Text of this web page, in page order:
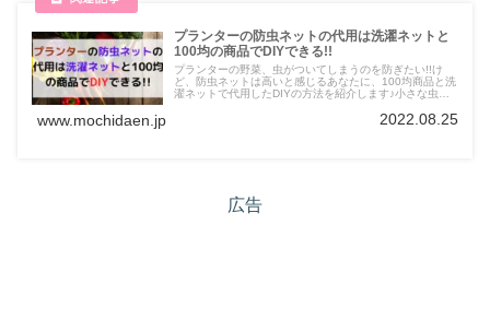
プランターの防虫ネットの代用は洗濯ネットと
100均の商品でDIYできる!!
プランターの野菜、虫がついてしまうのを防ぎたい!!け
ど、防虫ネットは高いと感じるあなたに、100均商品と洗
濯ネットで代用したDIYの方法を紹介します♪小さな虫の
www.mochidaen.jp 2022.08.25
広告